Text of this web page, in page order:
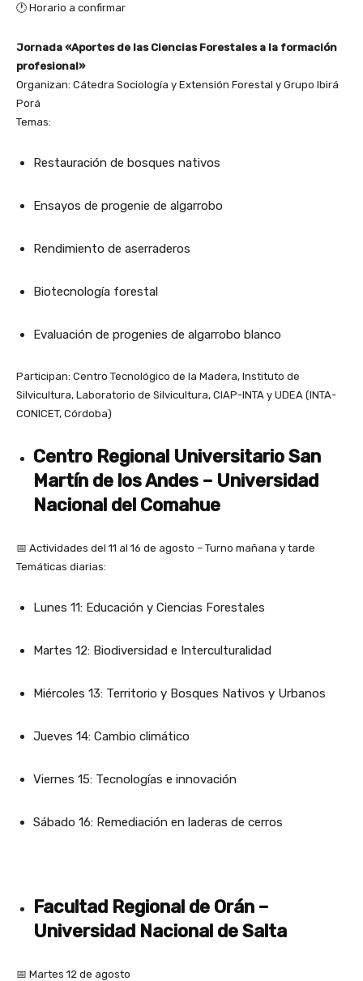
🕐 Horario a confirmar
Jornada «Aportes de las Ciencias Forestales a la formación
profesional»
Organizan: Cátedra Sociología y Extensión Forestal y Grupo Ibirá
Porá
Temas:
Restauración de bosques nativos
Ensayos de progenie de algarrobo
Rendimiento de aserraderos
Biotecnología forestal
Evaluación de progenies de algarrobo blanco
Participan: Centro Tecnológico de la Madera, Instituto de
Silvicultura, Laboratorio de Silvicultura, CIAP-INTA y UDEA (INTA-
CONICET, Córdoba)
Centro Regional Universitario San
Martín de los Andes – Universidad
Nacional del Comahue
📅 Actividades del 11 al 16 de agosto – Turno mañana y tarde
Temáticas diarias:
Lunes 11: Educación y Ciencias Forestales
Martes 12: Biodiversidad e Interculturalidad
Miércoles 13: Territorio y Bosques Nativos y Urbanos
Jueves 14: Cambio climático
Viernes 15: Tecnologías e innovación
Sábado 16: Remediación en laderas de cerros
Facultad Regional de Orán –
Universidad Nacional de Salta
📅 Martes 12 de agosto